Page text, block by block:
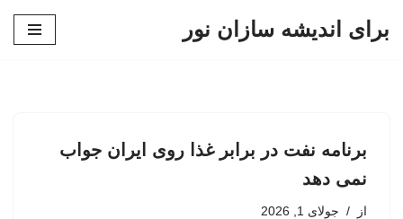
برای اندیشه سازان نور
برنامه نفت در برابر غذا روی ایران جواب
نمی دهد
از جولای 1, 2026